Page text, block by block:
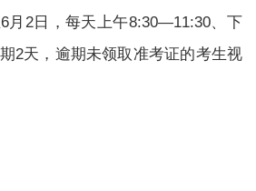
月2日，每天上午8:30—11:30、下
2天，逾期未领取准考证的考生视